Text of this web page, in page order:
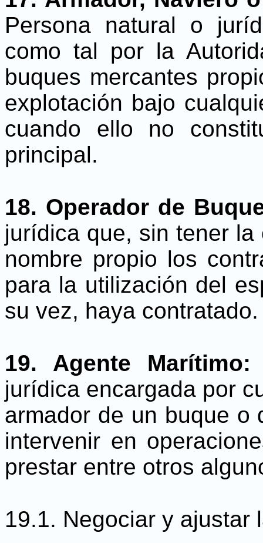
Persona natural o
como tal por la
buques mercantes
explotación bajo
cuando ello no
principal.
18. Operador de
jurídica que, sin tener
nombre propio los
para la utilización del
su vez, haya contratado.
19. Agente Marítimo:
jurídica encargada por
armador de un buque o
intervenir en
prestar entre otros
19.1. Negociar y ajustar